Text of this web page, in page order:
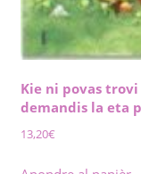
Kie ni povas trovi
demandis la eta
13,20€